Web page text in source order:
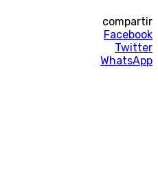
compartir
Facebook
Twitter
WhatsApp